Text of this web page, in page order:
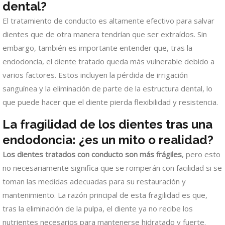
dental?
El tratamiento de conducto es altamente efectivo para salvar
dientes que de otra manera tendrían que ser extraídos. Sin
embargo, también es importante entender que, tras la
endodoncia, el diente tratado queda más vulnerable debido a
varios factores. Estos incluyen la pérdida de irrigación
sanguínea y la eliminación de parte de la estructura dental, lo
que puede hacer que el diente pierda flexibilidad y resistencia.
La fragilidad de los dientes tras una
endodoncia: ¿es un mito o realidad?
Los dientes tratados con conducto son más frágiles, pero esto
no necesariamente significa que se romperán con facilidad si se
toman las medidas adecuadas para su restauración y
mantenimiento. La razón principal de esta fragilidad es que,
tras la eliminación de la pulpa, el diente ya no recibe los
nutrientes necesarios para mantenerse hidratado y fuerte.